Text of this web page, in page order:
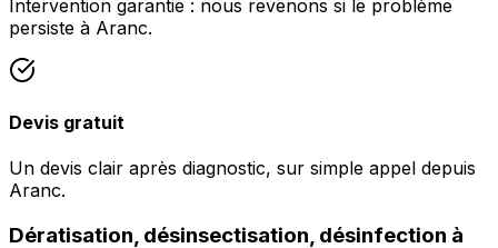
Intervention garantie : nous revenons si le problème
persiste à Aranc.
Devis gratuit
Un devis clair après diagnostic, sur simple appel depuis
Aranc.
Dératisation, désinsectisation, désinfection à